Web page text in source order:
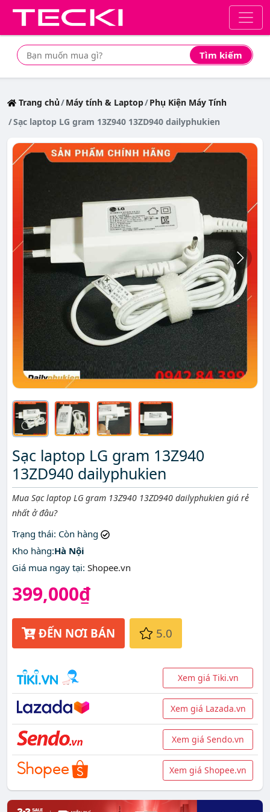
Tìm kiếm
Tìm mua sản phẩm giá rẻ nhất
Trang chủ Máy tính & Laptop Phụ Kiện Máy Tính
Sạc laptop LG gram 13Z940 13ZD940 dailyphukien
Sạc laptop LG gram 13Z940
13ZD940 dailyphukien
Mô tả ngắn
Mua Sạc laptop LG gram 13Z940 13ZD940 dailyphukien giá rẻ
nhất ở đâu?
Trạng thái: Còn hàng
Kho hàng:Hà Nội
Giá mua ngay tại: Shopee.vn
399,000₫
ĐẾN NƠI BÁN 5.0
Xem giá Tiki.vn
Xem giá Lazada.vn
Xem giá Sendo.vn
Xem giá Shopee.vn